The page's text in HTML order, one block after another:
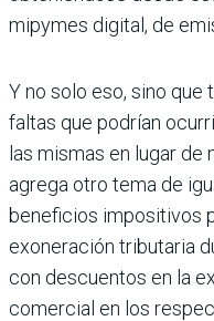
mipymes digital, de
Y no solo eso, sino
faltas que podrían
las mismas en lugar de
agrega otro tema de
beneficios impositivos
exonera­ción tributaria
con descuentos en la
comercial en los